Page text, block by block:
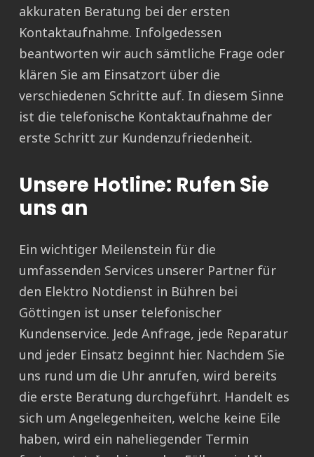
akkuraten Beratung bei der ersten
Kontaktaufnahme. Infolgedessen
beantworten wir auch sämtliche Frage oder
klären Sie am Einsatzort über die
verschiedenen Schritte auf. In diesem Sinne
ist die telefonische Kontaktaufnahme der
erste Schritt zur Kundenzufriedenheit.
Unsere Hotline: Rufen Sie
uns an
Ein wichtiger Meilenstein für die
umfassenden Services unserer Partner für
den Elektro Notdienst in Bühren bei
Göttingen ist unser telefonischer
Kundenservice. Jede Anfrage, jede Reparatur
und jeder Einsatz beginnt hier. Nachdem Sie
uns rund um die Uhr anrufen, wird bereits
die erste Beratung durchgeführt. Handelt es
sich um Angelegenheiten, welche keine Eile
haben, wird ein naheliegender Termin